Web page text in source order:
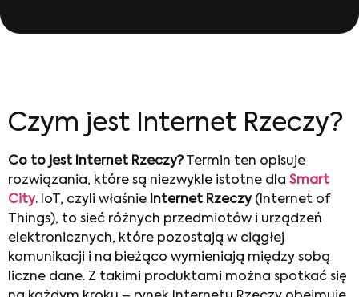
Czym jest Internet Rzeczy?
Co to jest Internet Rzeczy?Termin ten opisuje
rozwiązania, które są niezwykle istotne dla Smart
City. IoT, czyli właśnie Internet Rzeczy(Internet of
Things), to sieć różnych przedmiotów i urządzeń
elektronicznych, które pozostają w ciągłej
komunikacji i na bieżąco wymieniają między sobą
liczne dane. Z takimi produktami można spotkać się